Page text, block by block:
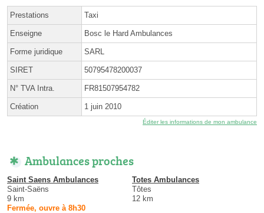
Prestations Taxi
Enseigne Bosc le Hard Ambulances
Forme juridique SARL
SIRET 50795478200037
N° TVA Intra. FR81507954782
Création 1 juin 2010
Éditer les informations de mon ambulance
Ambulances proches
Saint Saens Ambulances
Saint-Saëns
9 km
Fermée, ouvre à 8h30
Totes Ambulances
Tôtes
12 km